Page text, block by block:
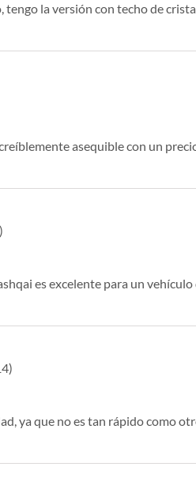
tengo la versión con techo de
asequible con un
es excelente para un
ya que no es tan rápido como